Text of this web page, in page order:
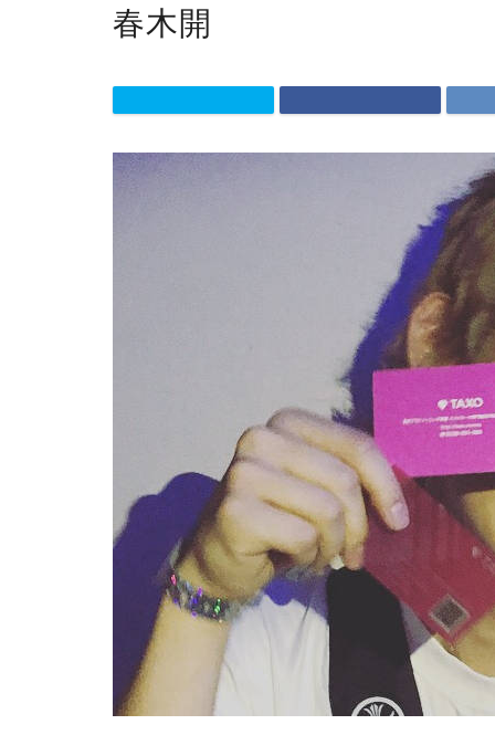
春木開